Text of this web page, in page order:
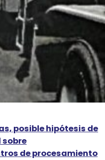
posible hipótesis de
de procesamiento